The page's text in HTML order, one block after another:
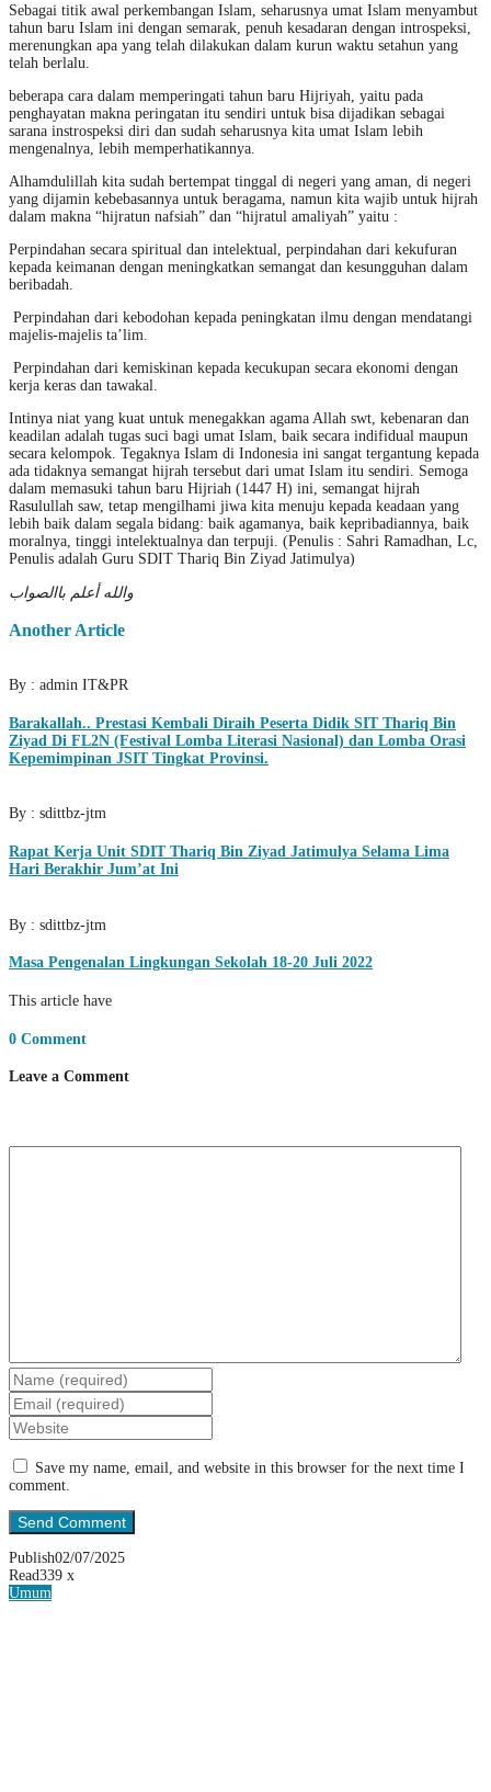
Sebagai titik awal perkembangan Islam, seharusnya umat Islam menyambut
tahun baru Islam ini dengan semarak, penuh kesadaran dengan introspeksi,
merenungkan apa yang telah dilakukan dalam kurun waktu setahun yang
telah berlalu.
beberapa cara dalam memperingati tahun baru Hijriyah, yaitu pada
penghayatan makna peringatan itu sendiri untuk bisa dijadikan sebagai
sarana instrospeksi diri dan sudah seharusnya kita umat Islam lebih
mengenalnya, lebih memperhatikannya.
Alhamdulillah kita sudah bertempat tinggal di negeri yang aman, di negeri
yang dijamin kebebasannya untuk beragama, namun kita wajib untuk hijrah
dalam makna “hijratun nafsiah” dan “hijratul amaliyah” yaitu :
Perpindahan secara spiritual dan intelektual, perpindahan dari kekufuran
kepada keimanan dengan meningkatkan semangat dan kesungguhan dalam
beribadah.
Perpindahan dari kebodohan kepada peningkatan ilmu dengan mendatangi
majelis-majelis ta’lim.
Perpindahan dari kemiskinan kepada kecukupan secara ekonomi dengan
kerja keras dan tawakal.
Intinya niat yang kuat untuk menegakkan agama Allah swt, kebenaran dan
keadilan adalah tugas suci bagi umat Islam, baik secara indifidual maupun
secara kelompok. Tegaknya Islam di Indonesia ini sangat tergantung kepada
ada tidaknya semangat hijrah tersebut dari umat Islam itu sendiri. Semoga
dalam memasuki tahun baru Hijriah (1447 H) ini, semangat hijrah
Rasulullah saw, tetap mengilhami jiwa kita menuju kepada keadaan yang
lebih baik dalam segala bidang: baik agamanya, baik kepribadiannya, baik
moralnya, tinggi intelektualnya dan terpuji. (Penulis : Sahri Ramadhan, Lc,
Penulis adalah Guru SDIT Thariq Bin Ziyad Jatimulya)
والله أعلم باالصواب
Another Article
By : admin IT&PR
Barakallah.. Prestasi Kembali Diraih Peserta Didik SIT Thariq Bin
Ziyad Di FL2N (Festival Lomba Literasi Nasional) dan Lomba Orasi
Kepemimpinan JSIT Tingkat Provinsi.
By : sdittbz-jtm
Rapat Kerja Unit SDIT Thariq Bin Ziyad Jatimulya Selama Lima
Hari Berakhir Jum’at Ini
By : sdittbz-jtm
Masa Pengenalan Lingkungan Sekolah 18-20 Juli 2022
This article have
0 Comment
Leave a Comment
Save my name, email, and website in this browser for the next time I
comment.
Publish02/07/2025
Read339 x
Umum